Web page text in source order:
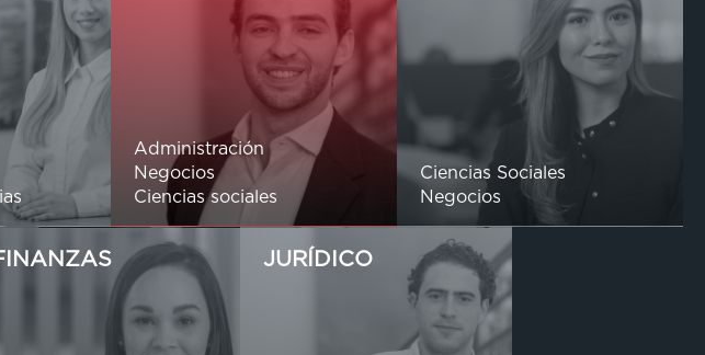
Administración
Negocios
Ciencias sociales
Ciencias Sociales
Negocios
JURÍDICO